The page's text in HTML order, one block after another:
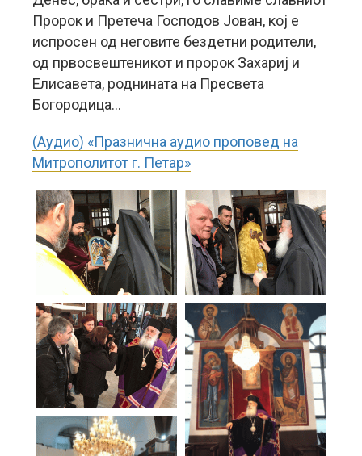
Пророк и Претеча Господов Јован, кој е
испросен од неговите бездетни родители,
од првосвештеникот и пророк Захариј и
Елисавета, роднината на Пресвета
Богородица…
(Аудио) «Празнична аудио проповед на
Митрополитот г. Петар»